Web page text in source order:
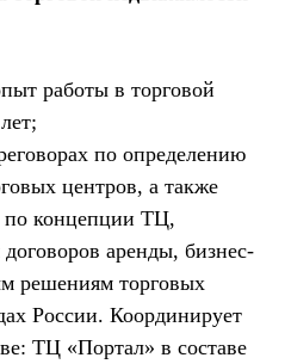
работы в торговой
по определению
центров, а также
по концепции ТЦ,
аренды, бизнес-
решениям торговых
России. Координирует
ТЦ «Портал» в составе